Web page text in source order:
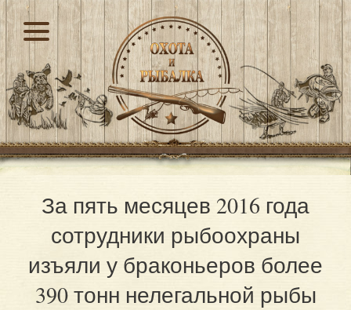
За пять месяцев 2016 года
сотрудники рыбоохраны
изъяли у браконьеров более
390 тонн нелегальной рыбы